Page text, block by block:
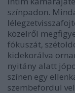
színpadon.
közelről
fókuszát,
kidekorálva
nyitány alatt
színen egy
szembefordul